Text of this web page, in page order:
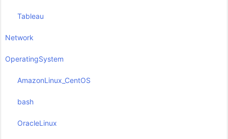
Tableau
Network
OperatingSystem
AmazonLinux_CentOS
bash
OracleLinux